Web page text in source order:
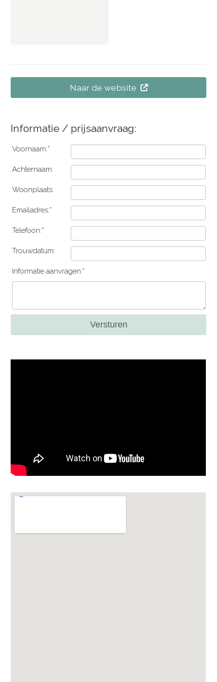
Naar de website
Informatie / prijsaanvraag:
Voornaam:*
Achternaam:
Woonplaats:
Emailadres:*
Telefoon:*
Trouwdatum:
Informatie aanvragen:*